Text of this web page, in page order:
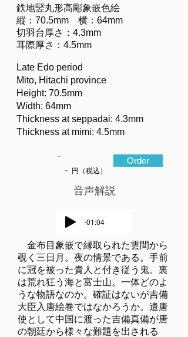
鉄地竪丸形高彫象嵌色絵
縦：70.5mm 横：64mm
切羽台厚さ：4.3mm
耳際厚さ：4.5mm
Late Edo period
Mito, Hitachi province
Height: 70.5mm
Width: 64mm
Thickness at seppadai: 4.3mm
Thickness at mimi: 4.5mm
-
- 円（税込）
Order
​音声解説
-01:04
金布目象嵌で縁取られた雲間から
覗く三日月。夜の情景である。手前
に冠を被った貴人と付き従う鬼。裏
は荒れ狂う海と富士山。一体どのよ
うな物語なのか。確証はないが吉備
大臣入唐絵巻ではなかろうか。遣唐
使として中国に渡った吉備真備が唐
の朝廷から様々な難題を出される